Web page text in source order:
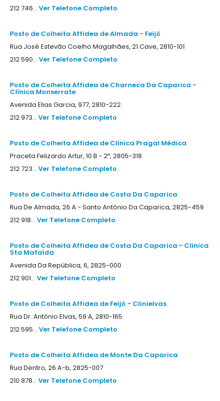
212 746... Ver Telefone Completo
Posto de Colheita Affidea de Almada - Feijó
Rua José Estevão Coelho Magalhães, 21 Cave, 2810-101
212 590... Ver Telefone Completo
Posto de Colheita Affidea de Charneca Da Caparica -
Clínica Monserrate
Avenida Elias Garcia, 977, 2810-222
212 973... Ver Telefone Completo
Posto de Colheita Affidea de Clínica Pragal Médica
Praceta Felizardo Artur, 10 B - 2º, 2805-318
212 723... Ver Telefone Completo
Posto de Colheita Affidea de Costa Da Caparica
Rua De Almada, 26 A - Santo António Da Caparica, 2825-459
212 918... Ver Telefone Completo
Posto de Colheita Affidea de Costa Da Caparica - Clinica
Sta Mafalda
Avenida Da República, 6, 2825-000
212 901... Ver Telefone Completo
Posto de Colheita Affidea de Feijó - Clinielvas
Rua Dr. António Elvas, 59 A, 2810-165
212 595... Ver Telefone Completo
Posto de Colheita Affidea de Monte Da Caparica
Rua Dentro, 26 A-b, 2825-007
210 878... Ver Telefone Completo